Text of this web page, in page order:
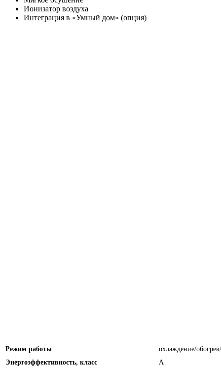
Ионизатор воздуха
Интеграция в «Умный дом» (опция)
Режим работы
охлаждение/
Энергоэффективность, класс
А